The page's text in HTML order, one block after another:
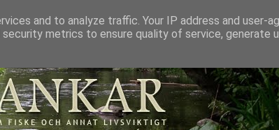
and to analyze traffic. Your IP address and user-
metrics to ensure quality of service, generate